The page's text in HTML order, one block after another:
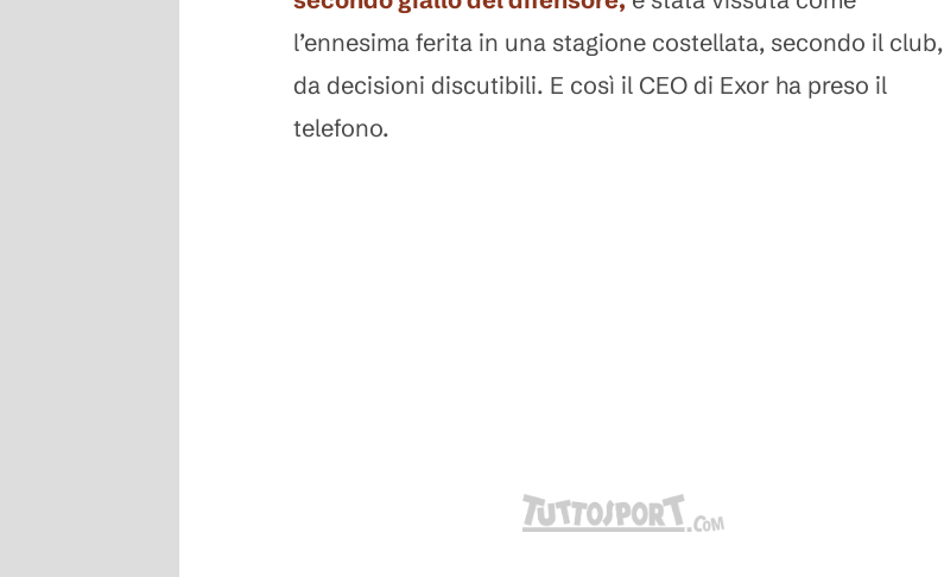
l’ennesima ferita in una stagione costellata, secondo il club,
da decisioni discutibili. E così il CEO di Exor ha preso il
telefono.